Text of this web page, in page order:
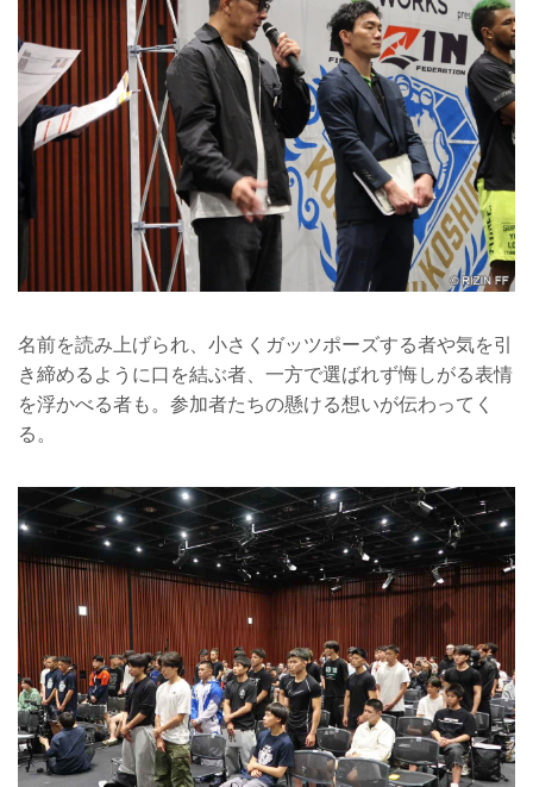
名前を読み上げられ、小さくガッツポーズする者や気を引
き締めるように口を結ぶ者、一方で選ばれず悔しがる表情
を浮かべる者も。参加者たちの懸ける想いが伝わってく
る。